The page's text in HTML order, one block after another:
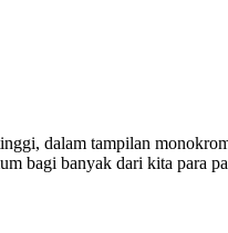
dalam tampilan
bagi banyak dari kita para